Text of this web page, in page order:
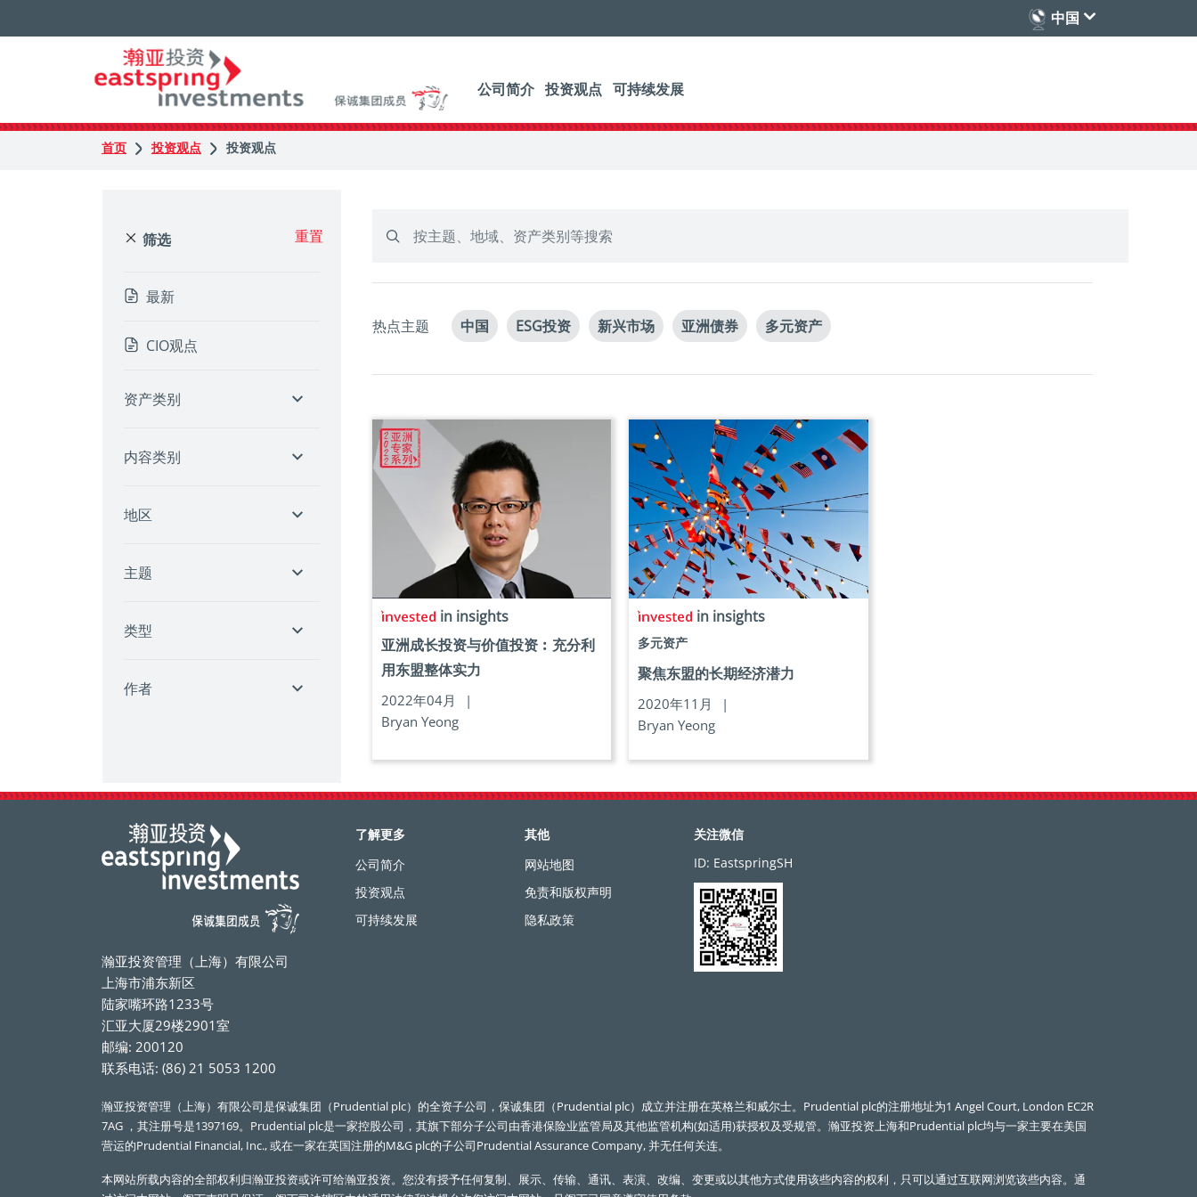
中国
公司简介 投资观点 可持续发展
首页 投资观点 投资观点
筛选 重置
最新
CIO观点
资产类别
内容类别
地区
主题
类型
作者
热点主题 中国 ESG投资 新兴市场 亚洲债券 多元资产
in insights
亚洲成长投资与价值投资︰充分利
用东盟整体实力
2022年04月
|
Bryan Yeong
in insights
多元资产
聚焦东盟的长期经济潜力
2020年11月
|
Bryan Yeong
瀚亚投资管理（上海）有限公司
上海市浦东新区
陆家嘴环路1233号
汇亚大厦29楼2901室
邮编: 200120
联系电话: (86) 21 5053 1200
了解更多
公司简介
投资观点
可持续发展
其他
网站地图
免责和版权声明
隐私政策
关注微信
ID: EastspringSH
瀚亚投资管理（上海）有限公司是保诚集团（Prudential plc）的全资子公司，保诚集团（Prudential plc）成立并注册在英格兰和威尔士。Prudential plc的注册地址为1 Angel Court, London EC2R
7AG ，其注册号是1397169。Prudential plc是一家控股公司，其旗下部分子公司由香港保险业监管局及其他监管机构(如适用)获授权及受规管。瀚亚投资上海和Prudential plc均与一家主要在美国
营运的Prudential Financial, Inc., 或在一家在英国注册的M&G plc的子公司Prudential Assurance Company, 并无任何关连。
本网站所载内容的全部权利归瀚亚投资或许可给瀚亚投资。您没有授予任何复制、展示、传输、通讯、表演、改编、变更或以其他方式使用该些内容的权利，只可以通过互联网浏览该些内容。通